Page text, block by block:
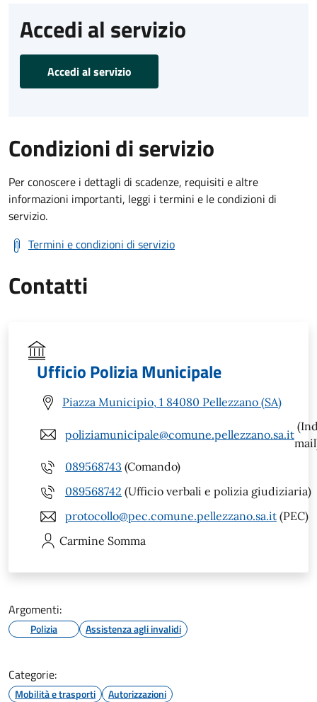
Accedi al servizio
Accedi al servizio
Condizioni di servizio
Per conoscere i dettagli di scadenze, requisiti e altre
informazioni importanti, leggi i termini e le condizioni di
servizio.
Termini e condizioni di servizio
Contatti
Ufficio Polizia Municipale
Piazza Municipio, 1 84080 Pellezzano (SA)
poliziamunicipale@comune.pellezzano.sa.it
089568743 (Comando)
089568742 (Ufficio verbali e polizia giudiziaria)
protocollo@pec.comune.pellezzano.sa.it (PEC)
Carmine Somma
Argomenti:
Polizia Assistenza agli invalidi
Categorie:
Mobilità e trasporti
Autorizzazioni